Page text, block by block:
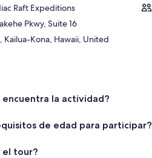
Raft Expeditions
Pkwy, Suite 16
Kailua-Kona, Hawaii, United
encuentra la actividad?
de edad para participar?
el tour?